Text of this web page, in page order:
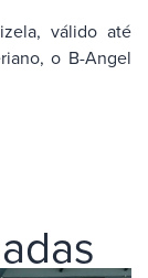
válido até
o B-Angel